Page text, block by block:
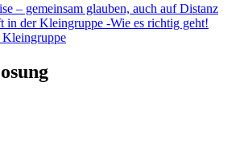
– gemeinsam glauben, auch auf Distanz
in der Kleingruppe -Wie es richtig geht!
Kleingruppe